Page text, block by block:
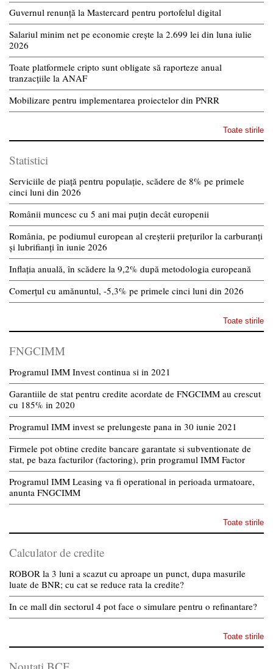
Guvernul renunță la Mastercard pentru portofelul digital
Salariul minim net pe economie crește la 2.699 lei din luna iulie
2026
Toate platformele cripto sunt obligate să raporteze anual
tranzacțiile la ANAF
Mobilizare pentru implementarea proiectelor din PNRR
Toate stirile
Statistici
Serviciile de piață pentru populație, scădere de 8% pe primele
cinci luni din 2026
Românii muncesc cu 5 ani mai puțin decât europenii
România, pe podiumul european al creșterii prețurilor la carburanți
și lubrifianți în iunie 2026
Inflația anuală, în scădere la 9,2% după metodologia europeană
Comerțul cu amănuntul, -5,3% pe primele cinci luni din 2026
Toate stirile
FNGCIMM
Programul IMM Invest continua si in 2021
Garantiile de stat pentru credite acordate de FNGCIMM au crescut
cu 185% in 2020
Programul IMM invest se prelungeste pana in 30 iunie 2021
Firmele pot obtine credite bancare garantate si subventionate de
stat, pe baza facturilor (factoring), prin programul IMM Factor
Programul IMM Leasing va fi operational in perioada urmatoare,
anunta FNGCIMM
Toate stirile
Calculator de credite
ROBOR la 3 luni a scazut cu aproape un punct, dupa masurile
luate de BNR; cu cat se reduce rata la credite?
In ce mall din sectorul 4 pot face o simulare pentru o refinantare?
Toate stirile